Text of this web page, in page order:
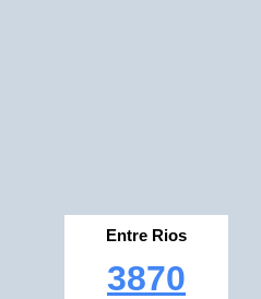
Entre Rios
3870